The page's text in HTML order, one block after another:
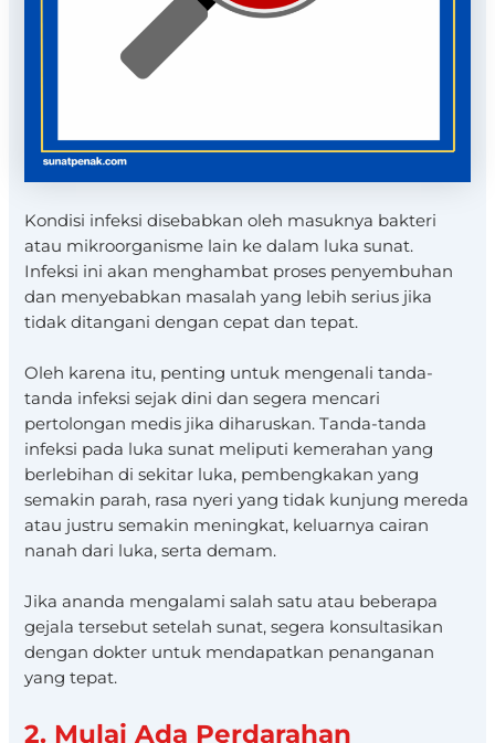
Kondisi infeksi disebabkan oleh masuknya bakteri
atau mikroorganisme lain ke dalam luka sunat.
Infeksi ini akan menghambat proses penyembuhan
dan menyebabkan masalah yang lebih serius jika
tidak ditangani dengan cepat dan tepat.
Oleh karena itu, penting untuk mengenali tanda-
tanda infeksi sejak dini dan segera mencari
pertolongan medis jika diharuskan. Tanda-tanda
infeksi pada luka sunat meliputi kemerahan yang
berlebihan di sekitar luka, pembengkakan yang
semakin parah, rasa nyeri yang tidak kunjung mereda
atau justru semakin meningkat, keluarnya cairan
nanah dari luka, serta demam.
Jika ananda mengalami salah satu atau beberapa
gejala tersebut setelah sunat, segera konsultasikan
dengan dokter untuk mendapatkan penanganan
yang tepat.
2. Mulai Ada Perdarahan